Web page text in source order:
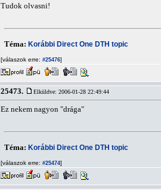
Tudok olvasni!
Téma: Korábbi Direct One DTH topic
[válaszok erre: #25476]
25473. Elküldve: 2006-01-28 22:49:44
Ez nekem nagyon "drága"
Téma: Korábbi Direct One DTH topic
[válaszok erre: #25474]